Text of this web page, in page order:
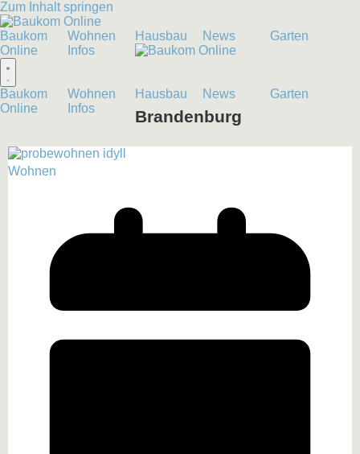
Zum Inhalt springen
Baukom
Online
Wohnen Hausbau News
Garten
Infos
Baukom
Online
Wohnen Hausbau News
Garten
Infos
Brandenburg
Wohnen